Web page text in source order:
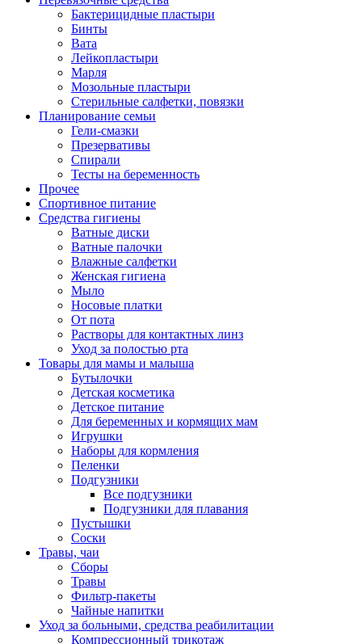
Бактерицидные пластыри
Бинты
Вата
Лейкопластыри
Марля
Мозольные пластыри
Стерильные салфетки, повязки
Планирование семьи
Гели-смазки
Презервативы
Спирали
Тесты на беременность
Прочее
Спортивное питание
Средства гигиены
Ватные диски
Ватные палочки
Влажные салфетки
Женская гигиена
Мыло
Носовые платки
От пота
Растворы для контактных линз
Уход за полостью рта
Товары для мамы и малыша
Бутылочки
Детская косметика
Детское питание
Для беременных и кормящих мам
Игрушки
Наборы для кормления
Пеленки
Подгузники
Все подгузники
Подгузники для плавания
Пустышки
Соски
Травы, чаи
Сборы
Травы
Фильтр-пакеты
Чайные напитки
Уход за больными, средства реабилитации
Компрессионный трикотаж